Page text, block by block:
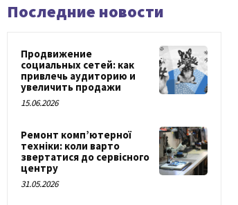
Последние новости
Продвижение
социальных сетей: как
привлечь аудиторию и
увеличить продажи
15.06.2026
Ремонт комп’ютерної
техніки: коли варто
звертатися до сервісного
центру
31.05.2026